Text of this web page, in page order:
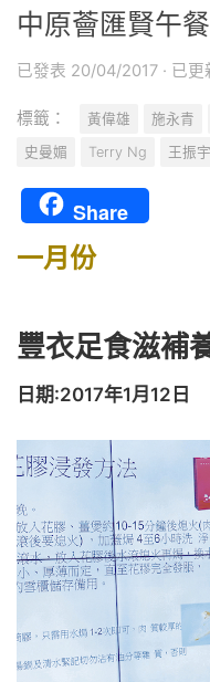
中原薈匯賢午
已發表 20/04/2017 · 已更
標籤： 黃偉雄 施永青
史曼媚
Terry Ng 王振宇
Share
一月份
豐衣足食滋補
日期:2017年1月12日